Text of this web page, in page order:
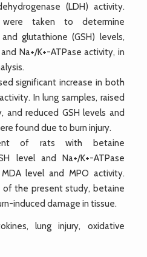
(LDH) activity.
taken to determine
glutathione (GSH) levels,
Na+/K+-ATPase activity, in
significant increase in both
In lung samples, raised
and reduced GSH levels and
found due to burn injury.
of rats with betaine
level and Na+/K+-ATPase
level and MPO activity.
of the present study, betaine
induced damage in tissue.
lung injury, oxidative